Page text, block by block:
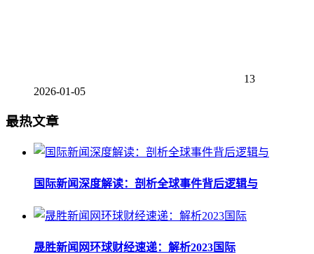
13
2026-01-05
最热文章
国际新闻深度解读：剖析全球事件背后逻辑与
晟胜新闻网环球财经速递：解析2023国际